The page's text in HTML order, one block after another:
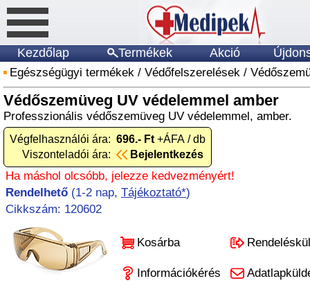
Kezdőlap Termékek Akció
Egészségügyi termékek / Védőfelszerelések /
Védőszemüveg UV védelemmel amber
Professzionális védőszemüveg UV védelemmel, amber.
Végfelhasználói ára: 696.- Ft +ÁFA / db
Viszonteladói ára:
Bejelentkezés
Ha máshol olcsóbb, jelezze kedvezményért!
Rendelhető (1-2 nap, Tájékoztató*)
Cikkszám: 120602
Kosárba
Információkérés